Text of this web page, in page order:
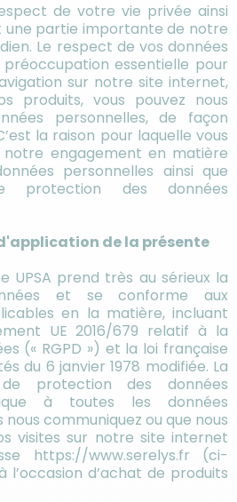
de votre vie privée ainsi
une partie importante de notre
Le respect de vos données
essentielle pour
sur notre site internet,
produits, vous pouvez nous
personnelles, de façon
la raison pour laquelle vous
notre engagement en matière
personnelles ainsi que
protection des données
de la présente
UPSA prend très au sérieux la
et se conforme aux
en la matière, incluant
UE 2016/679 relatif à la
(« RGPD ») et la loi française
du 6 janvier 1978 modifiée. La
protection des données
à toutes les données
communiquez ou que nous
visites sur notre site internet
https://www.serelys.fr (ci-
l’occasion d’achat de produits